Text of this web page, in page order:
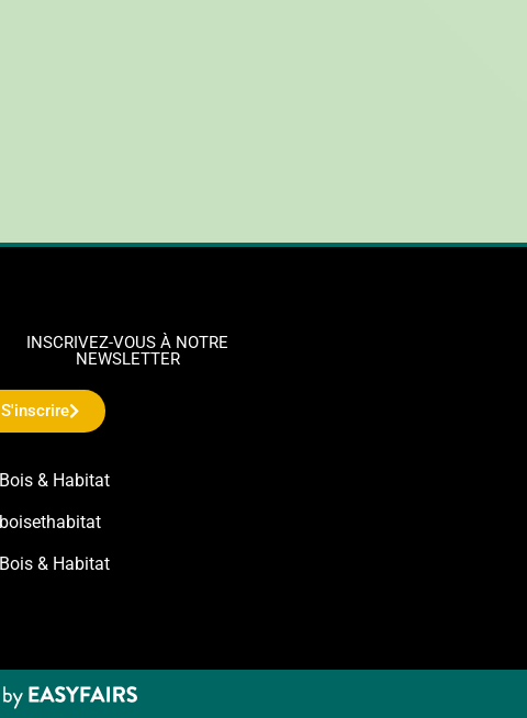
INSCRIVEZ-VOUS À NOTRE
NEWSLETTER
S'inscrire
Bois & Habitat
boisethabitat
Bois & Habitat